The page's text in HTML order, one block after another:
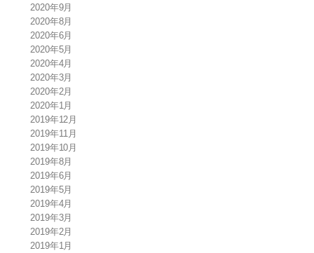
2020年9月
2020年8月
2020年6月
2020年5月
2020年4月
2020年3月
2020年2月
2020年1月
2019年12月
2019年11月
2019年10月
2019年8月
2019年6月
2019年5月
2019年4月
2019年3月
2019年2月
2019年1月